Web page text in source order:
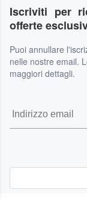
Servizio,
aggiornate.
dovessero
rimettere in
dipendere da
dell'evento.
nostri Termini
Iscriviti per
offerte
Puoi annullare
nelle nostre email.
maggiori dettagli.